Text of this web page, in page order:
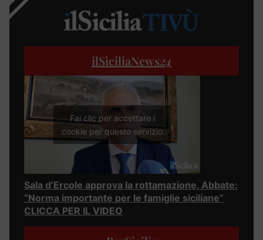
ilSiciliaNews24
Fai clic per accettare i
cookie per questo servizio
Sala d’Ercole approva la rottamazione, Abbate:
“Norma importante per le famiglie siciliane”
CLICCA PER IL VIDEO